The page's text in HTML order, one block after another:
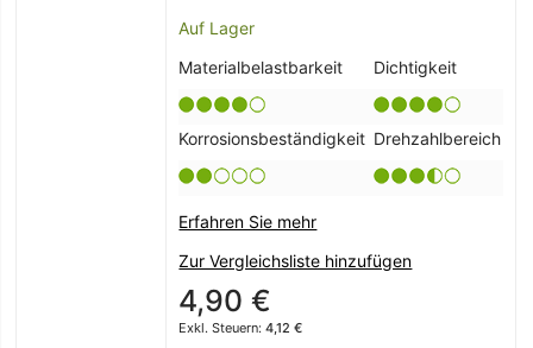
Auf Lager
Materialbelastbarkeit
Dichtigkeit
Korrosionsbeständigkeit Drehzahlbereich
Erfahren Sie mehr
Zur Vergleichsliste hinzufügen
4,90 €
4,12 €